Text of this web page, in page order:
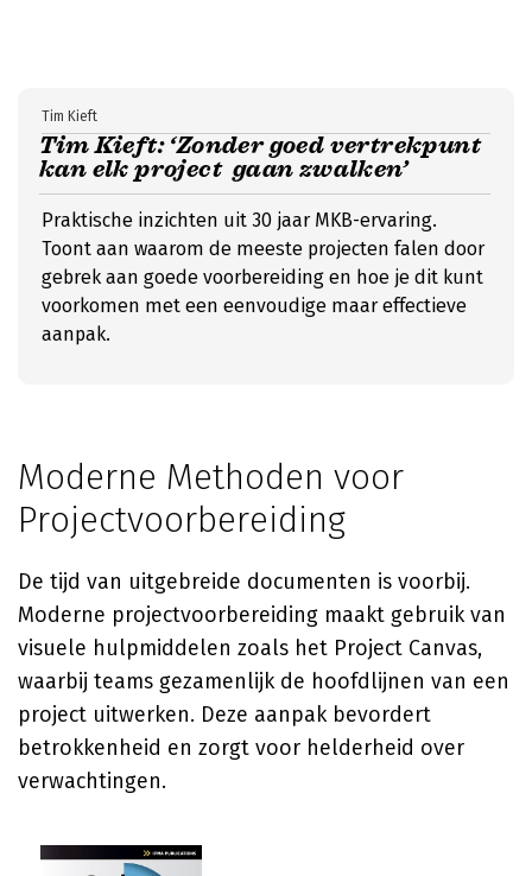
Tim Kieft: ‘Zonder goed vertrekpunt
kan elk project gaan zwalken’
Tim Kieft
Praktische inzichten uit 30 jaar MKB-ervaring.
Toont aan waarom de meeste projecten falen door
gebrek aan goede voorbereiding en hoe je dit kunt
voorkomen met een eenvoudige maar effectieve
aanpak.
Moderne Methoden voor
Projectvoorbereiding
De tijd van uitgebreide documenten is voorbij.
Moderne projectvoorbereiding maakt gebruik van
visuele hulpmiddelen zoals het Project Canvas,
waarbij teams gezamenlijk de hoofdlijnen van een
project uitwerken. Deze aanpak bevordert
betrokkenheid en zorgt voor helderheid over
verwachtingen.